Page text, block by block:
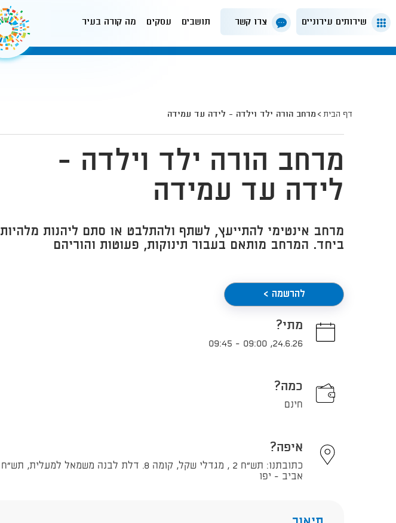
שירותים עירוניים צרו קשר תושבים עסקים מה קורה בעיר
דף הבית מרחב הורה ילד וילדה - לידה עד עמידה
מרחב הורה ילד וילדה -
לידה עד עמידה
מרחב אינטימי להתייעץ, לשתף ולהתלבט או סתם ליהנות מלהיות
ביחד. המרחב מותאם בעבור תינוקות, פעוטות והוריהם
להרשמה >
מתי?
24.6.26
,
09:00
-
09:45
כמה?
חינם
איפה?
אביב - יפו